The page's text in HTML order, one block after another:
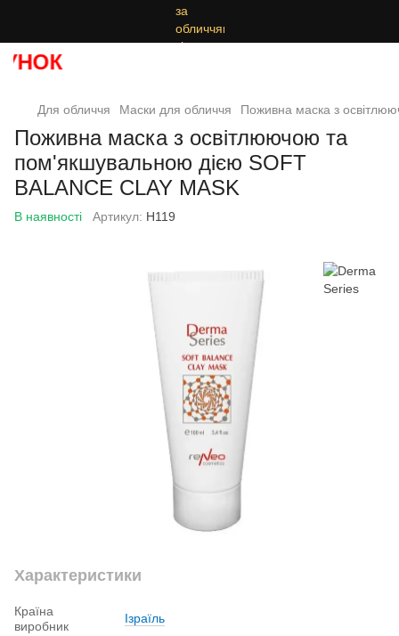
Для обличчя Маски для обличчя Поживна маска з
Поживна маска з освітлюючою та
пом'якшувальною дією SOFT
BALANCE CLAY MASK
В наявності Артикул: Н119
Характеристики
Країна
виробник
Ізраїль